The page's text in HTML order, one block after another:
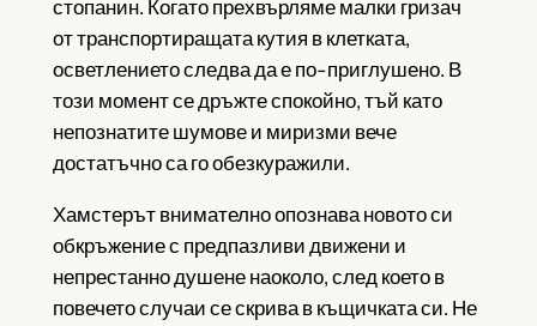
стопанин. Когато прехвърляме малки гризач
от транспортиращата кутия в клетката,
осветлението следва да е по-приглушено. В
този момент се дръжте спокойно, тъй като
непознатите шумове и миризми вече
достатъчно са го обезкуражили.
Хамстерът внимателно опознава новото си
обкръжение с предпазливи движени и
непрестанно душене наоколо, след което в
повечето случаи се скрива в къщичката си. Не